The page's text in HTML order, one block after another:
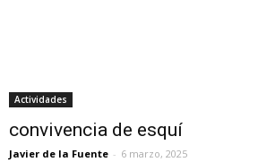
Actividades
convivencia de esquí
Javier de la Fuente - 6 marzo, 2025